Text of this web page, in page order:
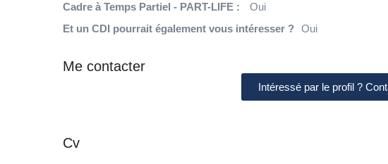
Cadre à Temps Partiel - PART-LIFE :
Oui
Et un CDI pourrait également vous intéresser ? Oui
Me contacter
Intéressé par le profil ?
Cv